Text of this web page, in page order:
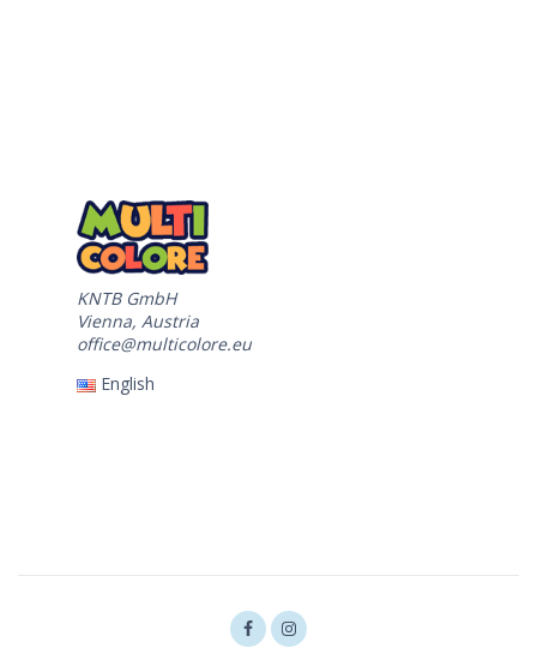
KNTB GmbH
Vienna, Austria
office@multicolore.eu
English